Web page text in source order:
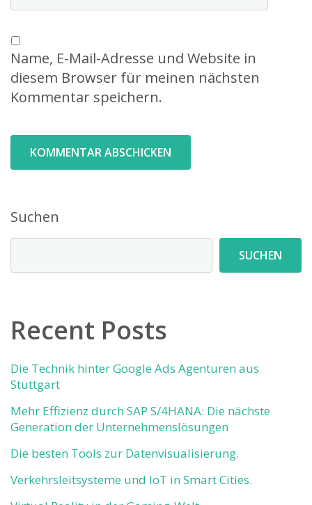
Name, E-Mail-Adresse und Website in
diesem Browser für meinen nächsten
Kommentar speichern.
Suchen
SUCHEN
Recent Posts
Die Technik hinter Google Ads Agenturen aus
Stuttgart
Mehr Effizienz durch SAP S/4HANA: Die nächste
Generation der Unternehmenslösungen
Die besten Tools zur Datenvisualisierung.
Verkehrsleitsysteme und IoT in Smart Cities.